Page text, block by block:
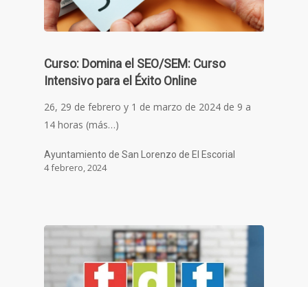
Curso: Domina el SEO/SEM: Curso
Intensivo para el Éxito Online
26, 29 de febrero y 1 de marzo de 2024 de 9 a
14 horas (más…)
Ayuntamiento de San Lorenzo de El Escorial
4 febrero, 2024